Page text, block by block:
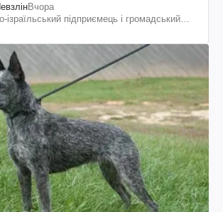
Вчора
ізраїльський підприємець і громадський